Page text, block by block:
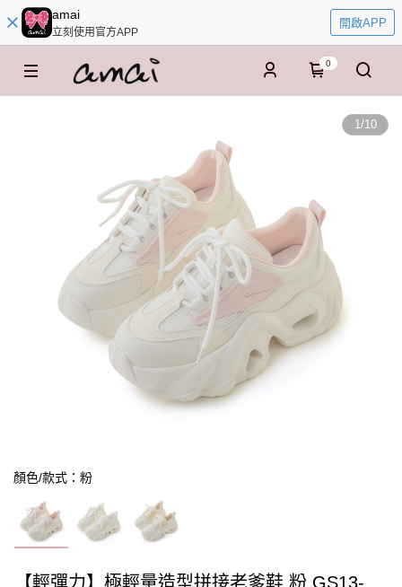
amai
立刻使用官方APP
開啟APP
0
1/10
顏色/款式：粉
【輕彈力】極輕量造型拼接老爹鞋 粉 GS13-